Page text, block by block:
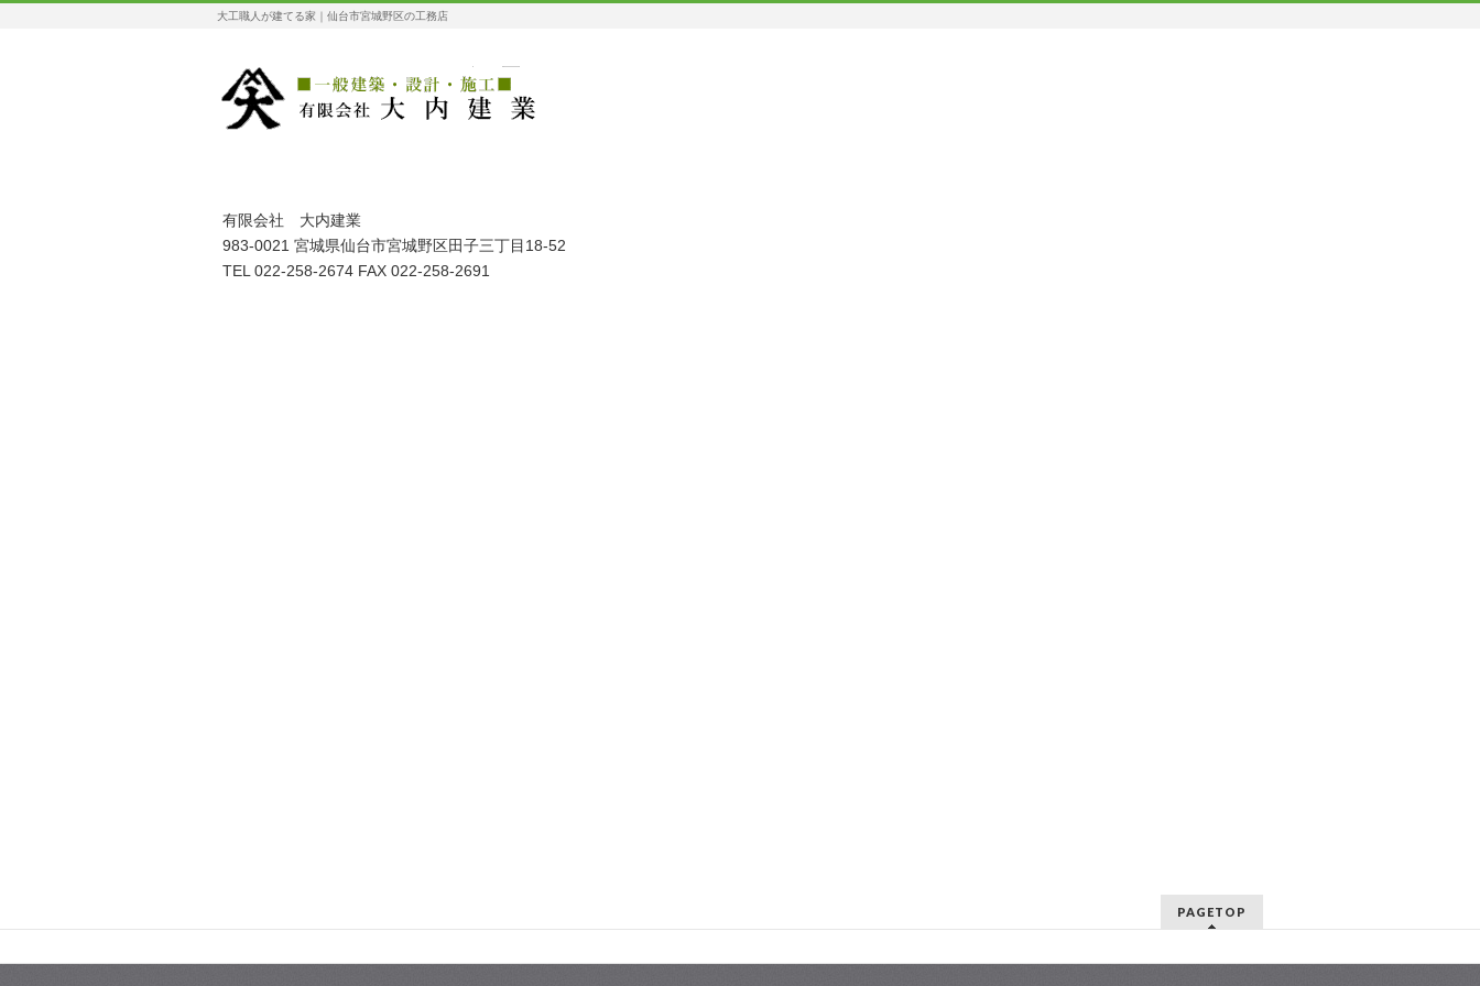
大工職人が建てる家｜仙台市宮城野区の工務店
有限会社 大内建業
983-0021 宮城県仙台市宮城野区田子三丁目18-52
TEL 022-258-2674 FAX 022-258-2691
PAGETOP